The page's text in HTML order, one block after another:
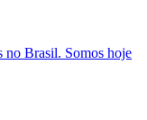
no Brasil. Somos hoje